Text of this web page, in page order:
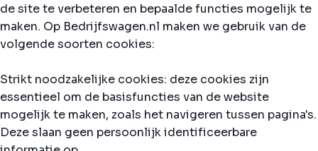
de site te verbeteren en bepaalde functies mogelijk te
maken. Op Bedrijfswagen.nl maken we gebruik van de
volgende soorten cookies:
Strikt noodzakelijke cookies: deze cookies zijn
essentieel om de basisfuncties van de website
mogelijk te maken, zoals het navigeren tussen pagina's.
Deze slaan geen persoonlijk identificeerbare